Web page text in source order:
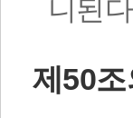
니된
제50